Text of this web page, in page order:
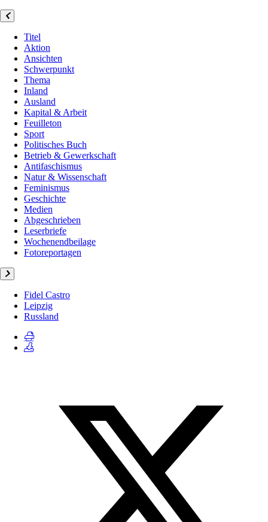
Titel
Aktion
Ansichten
Schwerpunkt
Thema
Inland
Ausland
Kapital & Arbeit
Feuilleton
Sport
Politisches Buch
Betrieb & Gewerkschaft
Antifaschismus
Natur & Wissenschaft
Feminismus
Geschichte
Medien
Abgeschrieben
Leserbriefe
Wochenendbeilage
Fotoreportagen
Fidel Castro
Leipzig
Russland